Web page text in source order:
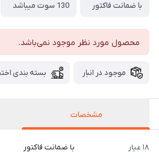
با ضمانت فاکتور
130 سوت میباشد
محصول مورد نظر موجود نمی‌باشد.
موجود در انبار بسته بندی
مشخصات
۱۸ عیار با ضمانت فاکتور